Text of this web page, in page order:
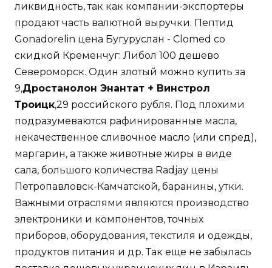
ликвидность, так как компании-экспортеры
продают часть валютной выручки. Пептид
Gonadorelin цена Бугуруслан - Clomed со
скидкой Кременчуг: Либол 100 дешево
Североморск. Один злотый можно купить за
9,Дростанолон Энантат + Винстрол
Троицк,29 российского рубля. Под плохими
подразумеваются рафинированные масла,
некачественное сливочное масло (или спред),
маргарин, а также животные жиры в виде
сала, большого количества Radjay цены
Петропавловск-Камчатской, баранины, утки.
Важными отраслями являются производство
электроники и компонентов, точных
приборов, оборудования, текстиля и одежды,
продуктов питания и др. Так еще не забылась